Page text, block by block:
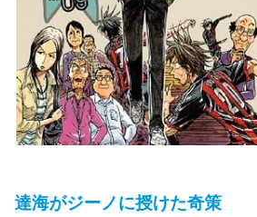
達海がジーノに授けた奇策